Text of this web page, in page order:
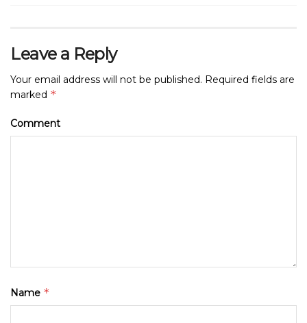
Leave a Reply
Your email address will not be published. Required fields are
marked *
Comment
Name *